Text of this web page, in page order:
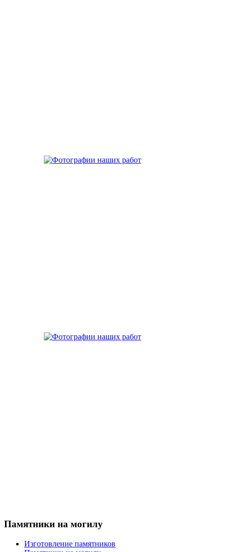
Памятники на могилу
Изготовление памятников